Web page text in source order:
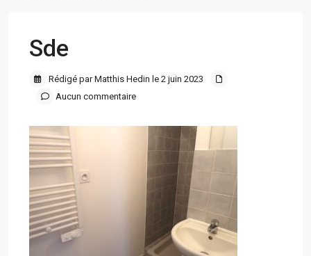
Sde
Rédigé par Matthis Hedin le 2 juin 2023
Aucun commentaire